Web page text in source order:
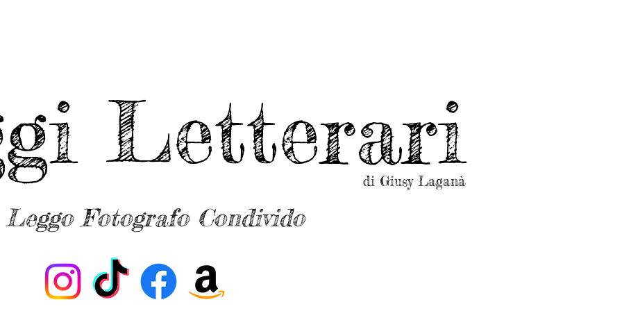
Letterari
di Giusy Laganà
Leggo Fotografo Condivido